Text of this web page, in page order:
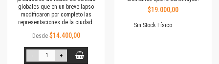
globales que en un breve lapso
modificaron por completo las
representaciones de la ciudad.
Desde $14.400,00
- +
$19.000,00
Sin Stock Físico